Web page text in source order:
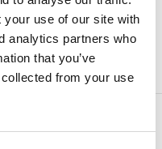
your use of our site with
analytics partners who
that you’ve
from your use
context toe aan je